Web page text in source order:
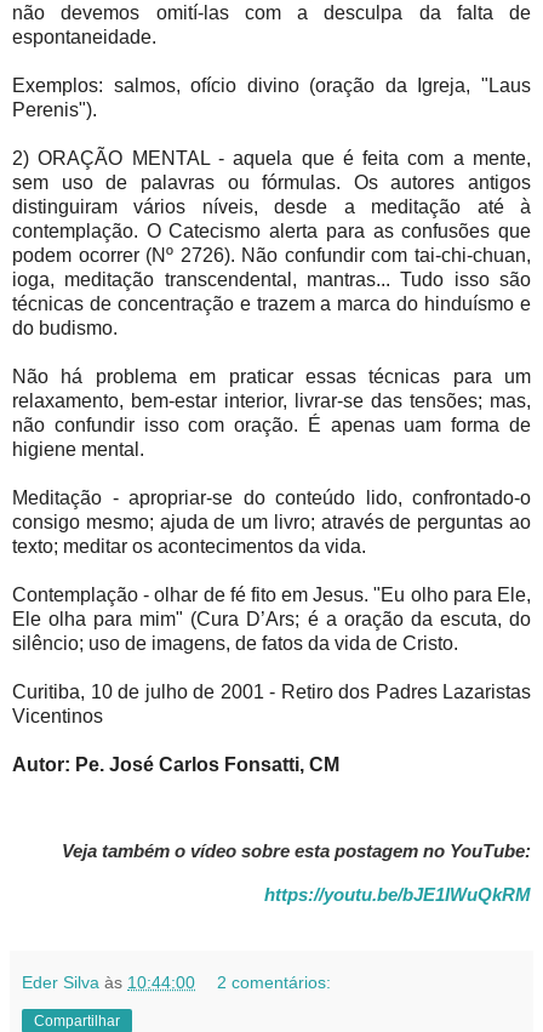
não devemos omití-las com a desculpa da falta de
espontaneidade.
Exemplos: salmos, ofício divino (oração da Igreja, "Laus
Perenis").
2) ORAÇÃO MENTAL - aquela que é feita com a mente,
sem uso de palavras ou fórmulas. Os autores antigos
distinguiram vários níveis, desde a meditação até à
contemplação. O Catecismo alerta para as confusões que
podem ocorrer (Nº 2726). Não confundir com tai-chi-chuan,
ioga, meditação transcendental, mantras... Tudo isso são
técnicas de concentração e trazem a marca do hinduísmo e
do budismo.
Não há problema em praticar essas técnicas para um
relaxamento, bem-estar interior, livrar-se das tensões; mas,
não confundir isso com oração. É apenas uam forma de
higiene mental.
Meditação - apropriar-se do conteúdo lido, confrontado-o
consigo mesmo; ajuda de um livro; através de perguntas ao
texto; meditar os acontecimentos da vida.
Contemplação - olhar de fé fito em Jesus. "Eu olho para Ele,
Ele olha para mim" (Cura D’Ars; é a oração da escuta, do
silêncio; uso de imagens, de fatos da vida de Cristo.
Curitiba, 10 de julho de 2001 - Retiro dos Padres Lazaristas
Vicentinos
Autor: Pe. José Carlos Fonsatti, CM
Veja também o vídeo sobre esta postagem no YouTube:
https://youtu.be/bJE1IWuQkRM
Eder Silva às 10:44:00 2 comentários:
Compartilhar